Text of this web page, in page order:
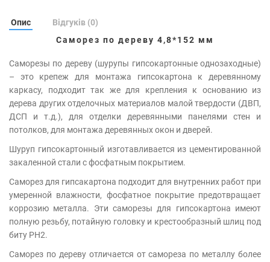
Опис
Відгуків (0)
Саморез по дереву 4,8*152 мм
Саморезы по дереву (шурупы гипсокартонные однозаходные)
– это крепеж для монтажа гипсокартона к деревянному
каркасу, подходит так же для крепления к основанию из
дерева других отделочных материалов малой твердости (ДВП,
ДСП и т.д.), для отделки деревянными панелями стен и
потолков, для монтажа деревянных окон и дверей.
Шуруп гипсокартонный изготавливается из цементированной
закаленной стали сфосфатным покрытием.
Саморез для гипсакартона подходит для внутренних работ при
умеренной влажности, фосфатное покрытие предотвращает
коррозию металла. Эти саморезы для гипсокартона имеют
полную резьбу, потайную головку и крестообразный шлиц под
биту PH2.
Саморез по дереву отличается от самореза по металлу более